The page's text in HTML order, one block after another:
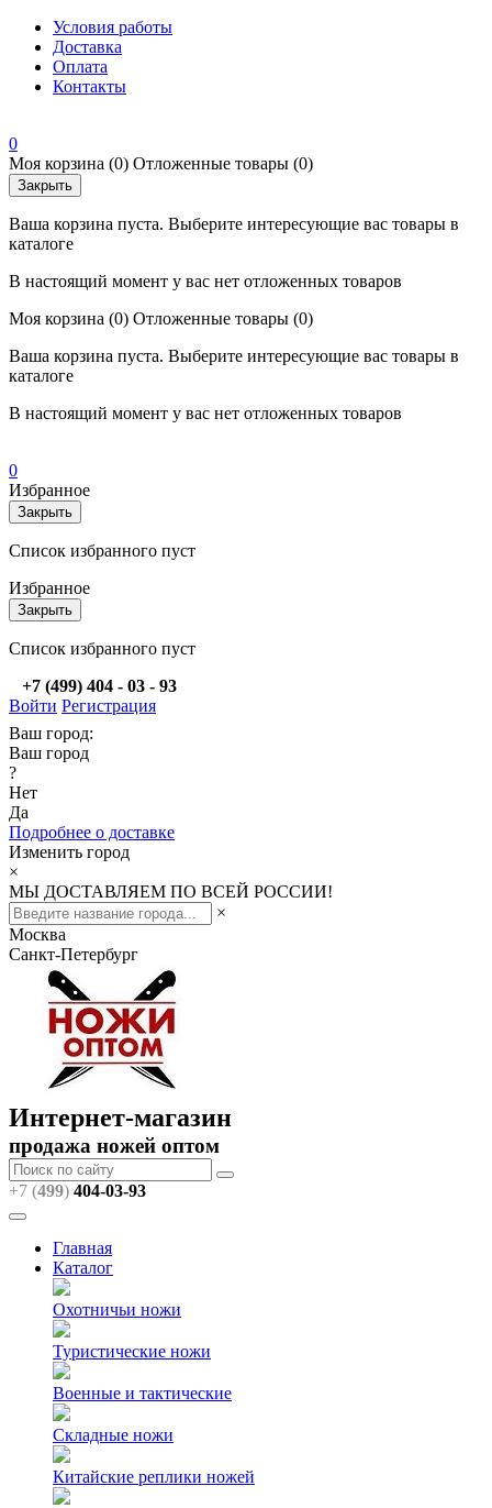
Условия работы
Доставка
Оплата
Контакты
0
Моя корзина (0) Отложенные товары (0)
Закрыть
Ваша корзина пуста. Выберите интересующие вас товары в
каталоге
В настоящий момент у вас нет отложенных товаров
Моя корзина (0) Отложенные товары (0)
Ваша корзина пуста. Выберите интересующие вас товары в
каталоге
В настоящий момент у вас нет отложенных товаров
0
Избранное
Закрыть
Список избранного пуст
Избранное
Закрыть
Список избранного пуст
+7 (499) 404 - 03 - 93
Войти Регистрация
Ваш город:
Ваш город
?
Нет
Да
Подробнее о доставке
Изменить город
×
МЫ ДОСТАВЛЯЕМ ПО ВСЕЙ РОССИИ!
×
Москва
Санкт-Петербург
Интернет-магазин
продажа ножей оптом
+7 (499) 404-03-93
Главная
Каталог
Охотничьи ножи
Туристические ножи
Военные и тактические
Складные ножи
Китайские реплики ножей